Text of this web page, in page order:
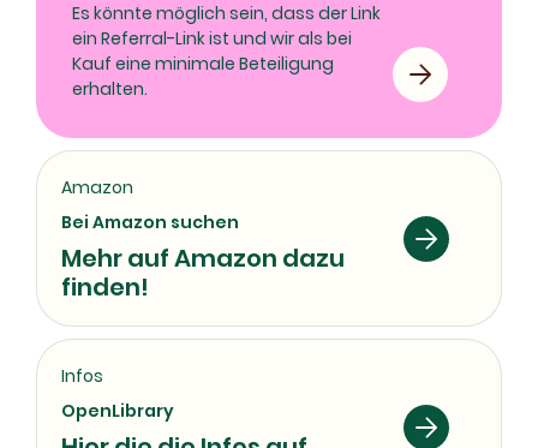
Es könnte möglich sein, dass der Link
ein Referral-Link ist und wir als bei
Kauf eine minimale Beteiligung
erhalten.
Amazon
Bei Amazon suchen
Mehr auf Amazon dazu
finden!
Infos
OpenLibrary